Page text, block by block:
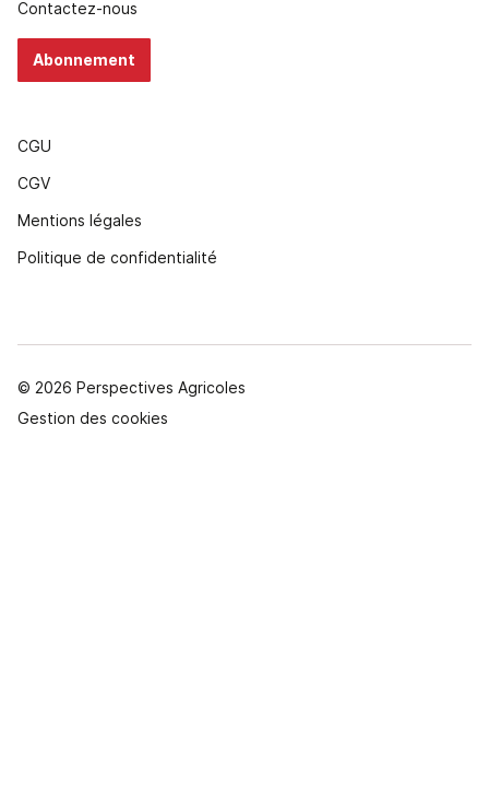
Contactez-nous
Abonnement
CGU
CGV
Mentions légales
Politique de confidentialité
© 2026 Perspectives Agricoles
Gestion des cookies